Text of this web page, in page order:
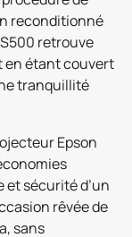
reconditionné
retrouve
en étant couvert
tranquillité
Epson
sécurité d’un
rêvée de
sans